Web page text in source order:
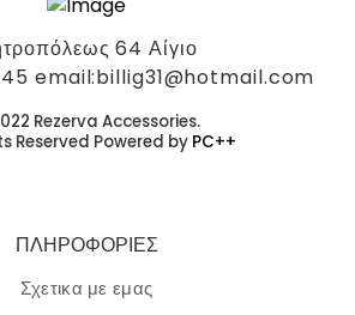
64 Αίγιο
email:billig31@hotmail.com
Rezerva Accessories.
Reserved Powered by PC++
ΠΛΗΡΟΦΟΡΙΕΣ
Σχετικα με εμας